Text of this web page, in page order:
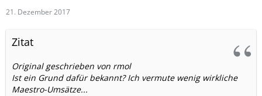
21. Dezember 2017
Zitat
Original geschrieben von rmol
Ist ein Grund dafür bekannt? Ich vermute wenig wirkliche
Maestro-Umsätze...